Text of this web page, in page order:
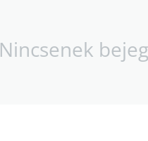
Nincsenek